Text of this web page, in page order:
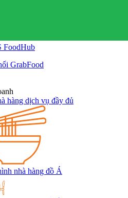
FoodHub
GrabFood
hàng dịch vụ đầy đủ
nhà hàng đồ Á